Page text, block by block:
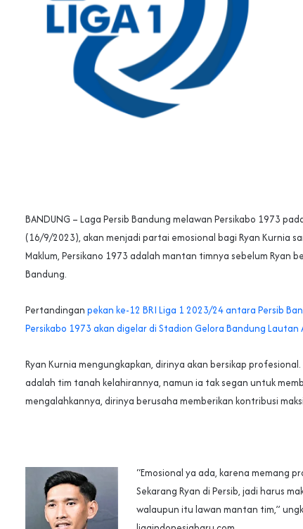
BANDUNG – Laga Persib Bandung melawan Persikabo 1973
(16/9/2023), akan menjadi partai emosional bagi Ryan Kurnia
Maklum, Persikano 1973 adalah mantan timnya sebelum Ryan
Bandung.
Pertandingan pekan ke-12 BRI Liga 1 2023/24 antara Persib
Persikabo 1973 akan digelar di Stadion Gelora Bandung Lautan
Ryan Kurnia mengungkapkan, dirinya akan bersikap profesional.
adalah tim tanah kelahirannya, namun ia tak segan untuk
mengalahkannya, dirinya berusaha memberikan kontribusi
“Emosional ya ada, karena memang
Sekarang Ryan di Persib, jadi harus
walaupun itu lawan mantan tim,”